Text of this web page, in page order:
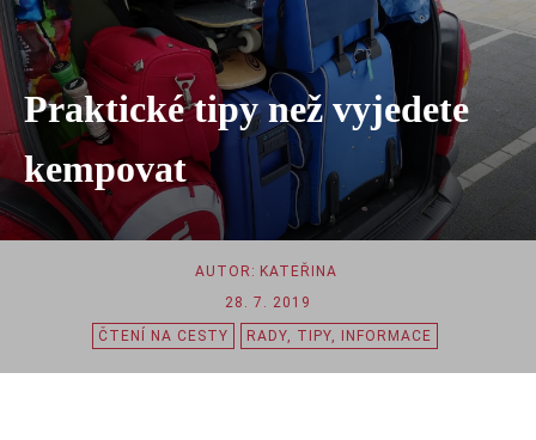
Praktické tipy než vyjedete
kempovat
AUTOR: KATEŘINA
28. 7. 2019
ČTENÍ NA CESTY RADY, TIPY, INFORMACE